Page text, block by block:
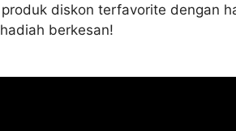
diskon terfavorite dengan
berkesan!